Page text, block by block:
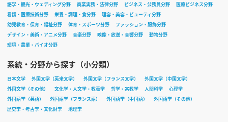
語学・観光・ウェディング分野
商業実務・法律分野 ビジネス・公務員分野
医療ビジネス分野
看護・医療技術分野
栄養・調理・食分野
理容・美容・ビューティ分野
幼児教育・保育・福祉分野
体育・スポーツ分野
ファッション・服飾分野
デザイン・美術・アニメ分野
音楽分野 映像・放送・音響分野
動物分野
環境・農業・バイオ分野
系統・分野から探す（小分類）
日本文学 外国文学（英米文学） 外国文学（フランス文学）
外国文学（中国文学）
外国文学（その他）
文化学・人文学・教養学 哲学・宗教学 人間科学
心理学
外国語学（英語）
外国語学（フランス語） 外国語学（中国語）
外国語学（その他）
歴史学・考古学・文化財学
地理学